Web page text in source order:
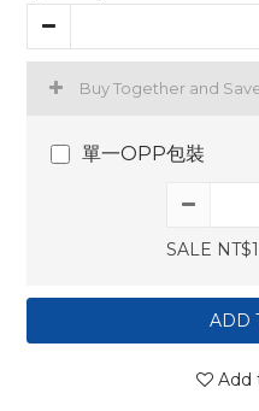
Buy Together and
單一OPP包裝
SALE
ADD
Add